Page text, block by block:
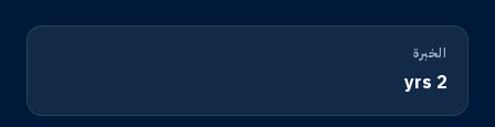
الخبرة
2 yrs